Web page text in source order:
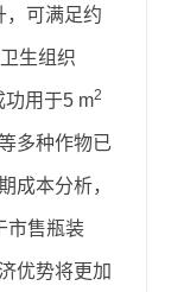
，可满足约
生组织
功用于5 m2
多种作物已
成本分析，
市售瓶装
优势将更加